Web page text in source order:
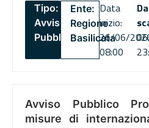
Tipo:
Avviso
Pubblico
Ente:
Regione
Basilicata
Data
inizio:
26/06/
08:00
Avviso Pubblico
misure di